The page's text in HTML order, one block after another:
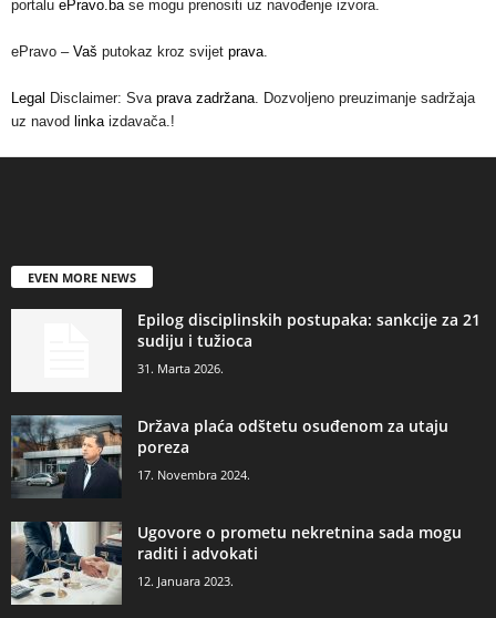
portalu ePravo.ba se mogu prenositi uz navođenje izvora.
ePravo – Vaš putokaz kroz svijet prava
Legal Disclaimer: Sva prava zadržana . Dozvoljeno preuzimanje sadržaja
uz navod linka izdavača.!
EVEN MORE NEWS
Epilog disciplinskih postupaka: sankcije za 21
sudiju i tužioca
31. Marta 2026.
Država plaća odštetu osuđenom za utaju
poreza
17. Novembra 2024.
Ugovore o prometu nekretnina sada mogu
raditi i advokati
12. Januara 2023.